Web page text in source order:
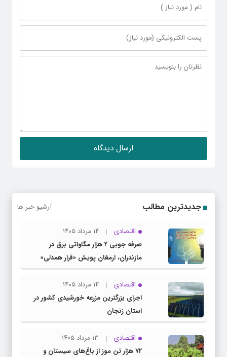
جدیدترین مطالب آرشیو خبر ها
اقتصادی
۱۴ مرداد ۱۴۰۵
صرفه جویی ۲ هزار مگاواتی برق در
مازندران، ارمغان پویش «قرار همدلی»
اقتصادی
۱۴ مرداد ۱۴۰۵
اجرای بزرگترین مزرعه خورشیدی کشور در
استان زنجان
اقتصادی
۱۳ مرداد ۱۴۰۵
۷۲ هزار تن موز از باغ‌های سیستان و